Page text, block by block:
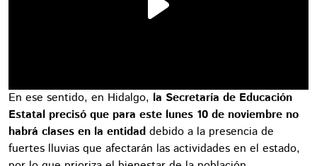
En ese sentido, en Hidalgo, la Secretaría de Educación
Estatal precisó que para este lunes 10 de noviembre no
habrá clases en la entidad debido a la presencia de
fuertes lluvias que afectarán las actividades en el estado,